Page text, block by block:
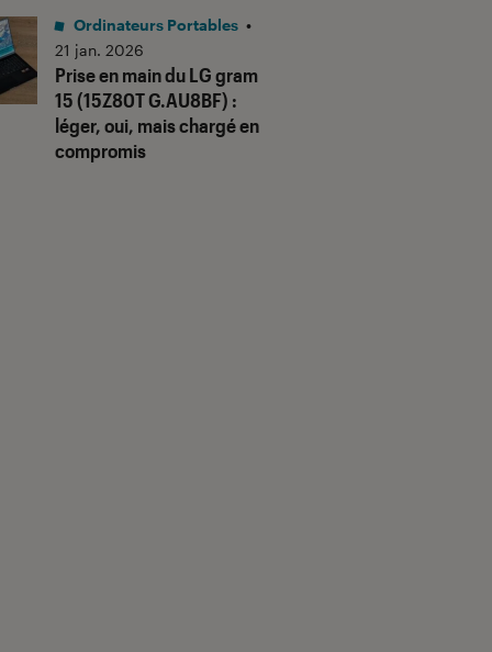
Prise en main du LG gram
15 (15Z80T G.AU8BF) :
léger, oui, mais chargé en
compromis
Ordinateurs Portables •
21 jan. 2026